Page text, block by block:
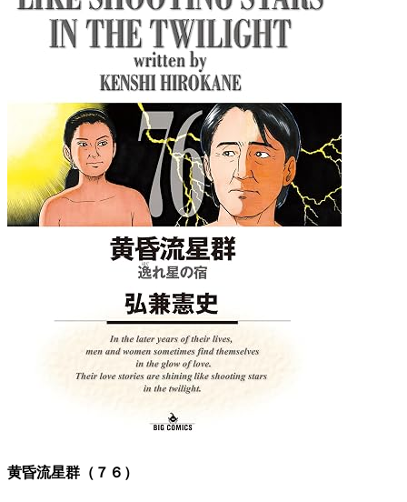
黄昏流星群（７６）